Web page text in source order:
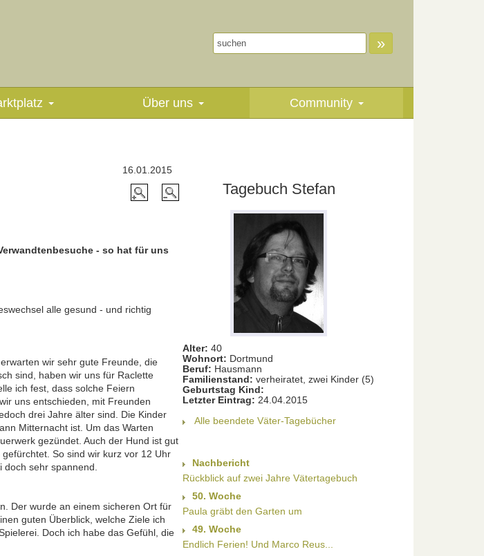
»
Über uns Community
16.01.2015
- so hat für uns
alle gesund - und richtig
wir sehr gute Freunde, die
sind, haben wir uns für Raclette
ich fest, dass solche Feiern
uns entschieden, mit Freunden
drei Jahre älter sind. Die Kinder
Mitternacht ist. Um das Warten
gezündet. Auch der Hund ist gut
So sind wir kurz vor 12 Uhr
sehr spannend.
Der wurde an einem sicheren Ort für
guten Überblick, welche Ziele ich
Doch ich habe das Gefühl, die
Tagebuch Stefan
Alter: 40
Wohnort: Dortmund
Beruf: Hausmann
Familienstand: verheiratet, zwei Kinder (5)
Geburtstag Kind:
Letzter Eintrag: 24.04.2015
Alle beendete Väter-Tagebücher
Nachbericht
Rückblick auf zwei Jahre Vätertagebuch
50. Woche
Paula gräbt den Garten um
49. Woche
Endlich Ferien! Und Marco Reus...